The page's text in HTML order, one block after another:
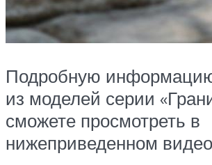
Подробную
из моделей серии
сможете просмотреть в
нижеприведенном